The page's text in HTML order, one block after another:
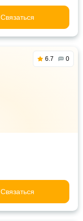
Связаться
6.7 0
Связаться